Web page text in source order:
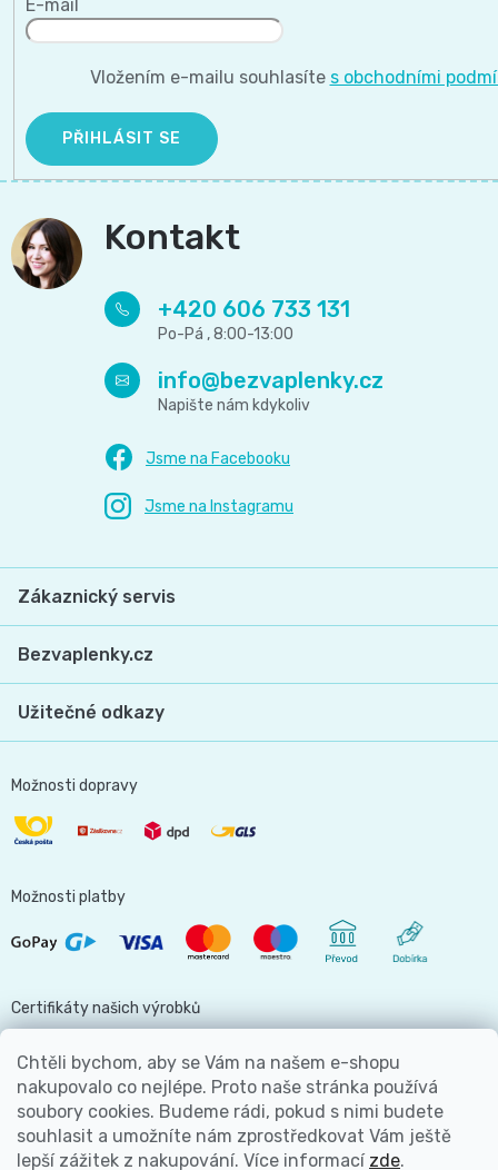
Chtěli bychom, aby se Vám na našem e-shopu
nakupovalo co nejlépe. Proto naše stránka používá
soubory cookies. Budeme rádi, pokud s nimi budete
souhlasit a umožníte nám zprostředkovat Vám ještě
lepší zážitek z nakupování. Více informací zde.
E-mail
Vložením e-mailu souhlasíte s obchodními
PŘIHLÁSIT SE
Kontakt
info@bezvaplenky.cz
+420 606 733 131
Zákaznický servis
Bezvaplenky.cz
Užitečné odkazy
Možnosti dopravy
Možnosti platby
Certifikáty našich výrobků
Jsme hlavní partnerem